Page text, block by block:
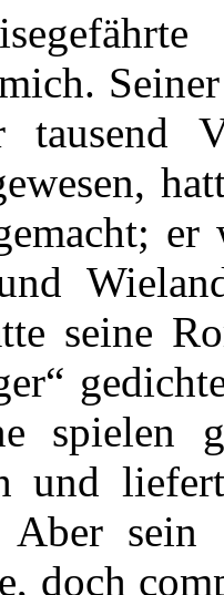
tausend
er
seine
spielen
und
Aber
doch